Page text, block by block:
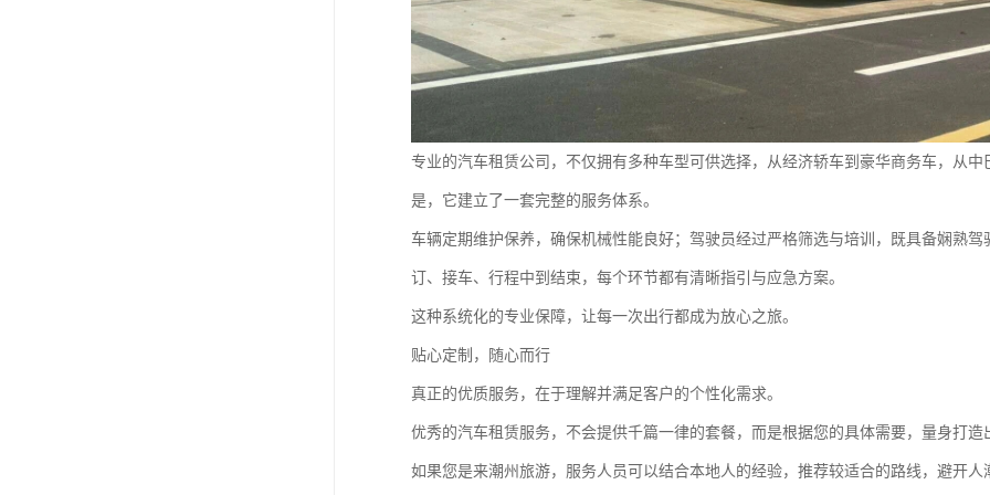
专业的汽车租赁公司，不仅拥有多种车型可供选择，从经济轿车到豪华商务车，从
是，它建立了一套完整的服务体系。
车辆定期维护保养，确保机械性能良好；驾驶员经过严格筛选与培训，既具备娴熟
订、接车、行程中到结束，每个环节都有清晰指引与应急方案。
这种系统化的专业保障，让每一次出行都成为放心之旅。
贴心定制，随心而行
真正的优质服务，在于理解并满足客户的个性化需求。
优秀的汽车租赁服务，不会提供千篇一律的套餐，而是根据您的具体需要，量身打造
如果您是来潮州旅游，服务人员可以结合本地人的经验，推荐较适合的路线，避开